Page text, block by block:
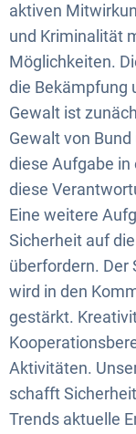
aktiven
und Kriminalität
Möglichkeiten.
die Bekämpfung
Gewalt ist
Gewalt von
diese Aufgabe in
diese
Eine weitere
Sicherheit auf
überfordern. Der
wird in den
gestärkt.
Aktivitäten.
schafft
Trends aktuelle